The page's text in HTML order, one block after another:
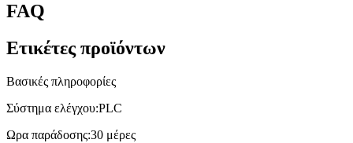
FAQ
Ετικέτες προϊόντων
Βασικές πληροφορίες
Σύστημα ελέγχου:PLC
Ωρα παράδοσης:30 μέρες